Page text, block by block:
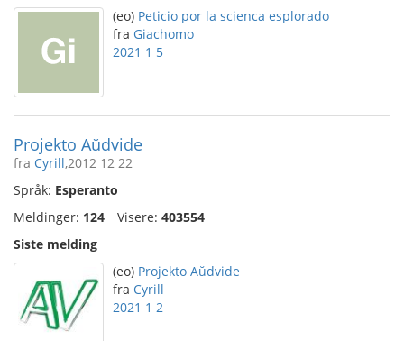
(eo) Peticio por la scienca esplorado
fra Giachomo
2021 1 5
Projekto Aŭdvide
fra Cyrill,2012 12 22
Språk: Esperanto
Meldinger: 124 Visere: 403554
Siste melding
(eo) Projekto Aŭdvide
fra Cyrill
2021 1 2